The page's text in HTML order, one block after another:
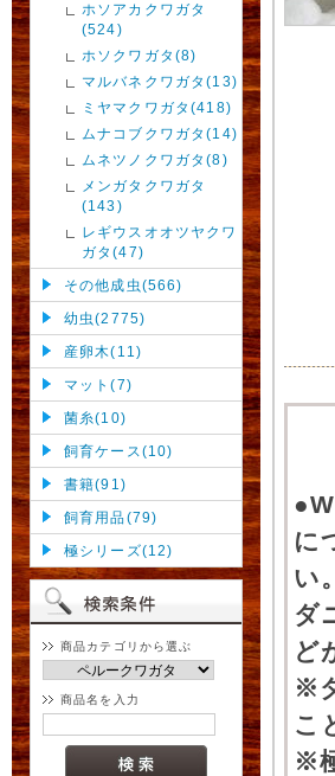
ホソアカクワガタ
(524)
ホソクワガタ(8)
マルバネクワガタ(13)
ミヤマクワガタ(418)
ムナコブクワガタ(14)
ムネツノクワガタ(8)
メンガタクワガタ
(143)
レギウスオオツヤクワ
ガタ(47)
その他成虫(566)
幼虫(2775)
産卵木(11)
マット(7)
菌糸(10)
飼育ケース(10)
書籍(91)
飼育用品(79)
極シリーズ(12)
商品カテゴリから選ぶ
商品名を入力
に
い。
ダ
ど
※
こ
※